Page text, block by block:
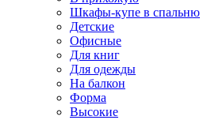
Шкафы-купе в спальню
Детские
Офисные
Для книг
Для одежды
На балкон
Форма
Высокие